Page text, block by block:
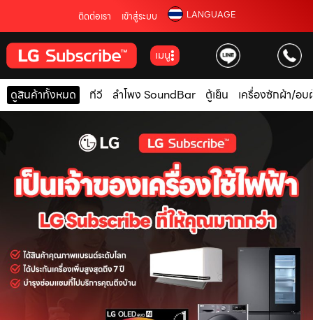
ติดต่อเรา เข้าสู่ระบบ LANGUAGE
เมนู
ดูสินค้าทั้งหมด ทีวี ลำโพง SoundBar ตู้เย็น เครื่องซักผ้า/อบ